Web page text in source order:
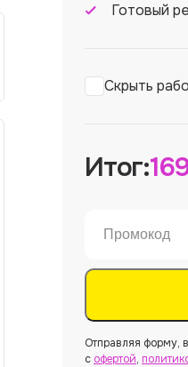
Готовый
Скрыть
Итог:
Отправляя форму,
с офертой,